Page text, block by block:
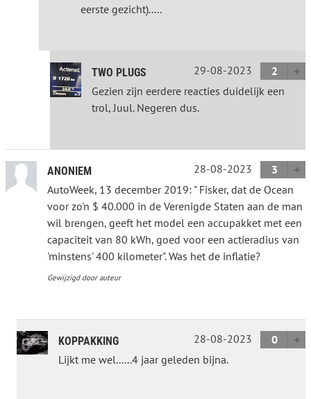
eerste gezicht).....
TWO PLUGS 29-08-2023
2
Gezien zijn eerdere reacties duidelijk een
trol, Juul. Negeren dus.
ANONIEM 28-08-2023
3
AutoWeek, 13 december 2019: " Fisker, dat de Ocean
voor zo'n $ 40.000 in de Verenigde Staten aan de man
wil brengen, geeft het model een accupakket met een
capaciteit van 80 kWh, goed voor een actieradius van
'minstens' 400 kilometer". Was het de inflatie?
Gewijzigd door auteur
KOPPAKKING 28-08-2023
0
Lijkt me wel......4 jaar geleden bijna.